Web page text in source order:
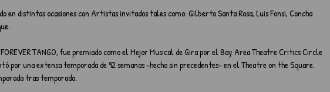
en distintas ocasiones con Artistas invitados tales como: Gilberto Santa Rosa, Luis Fonsi, Concha
TANGO, fue premiado como el Mejor Musical de Gira por el Bay Area Theatre Critics Circle
por una extensa temporada de 92 semanas -hecho sin precedentes- en el Theatre on the Square.
tras temporada.